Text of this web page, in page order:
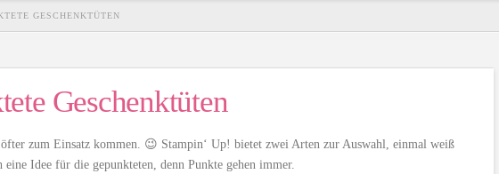
GESCHENKTÜTEN
Geschenktüten
zum Einsatz kommen. 😉 Stampin‘ Up! bietet zwei Arten zur Auswahl, einmal weiß
Idee für die gepunkteten, denn Punkte gehen immer.